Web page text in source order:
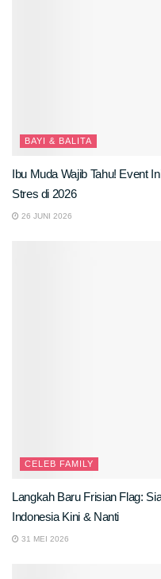
BAYI & BALITA
Ibu Muda Wajib Tahu! Event
Stres di 2026
26 JUNI 2026
CELEB FAMILY
Langkah Baru Frisian Flag:
Indonesia Kini & Nanti
31 MEI 2026